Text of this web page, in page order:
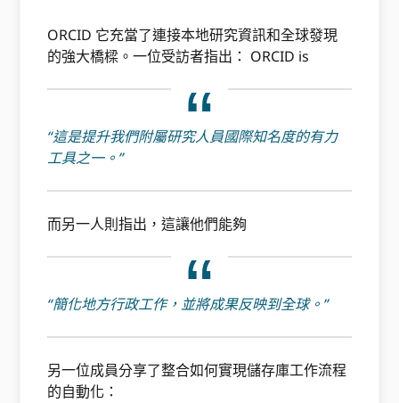
ORCID 它充當了連接本地研究資訊和全球發現
的強大橋樑。一位受訪者指出： ORCID is
“這是提升我們附屬研究人員國際知名度的有力
工具之一。”
而另一人則指出，這讓他們能夠
“簡化地方行政工作，並將成果反映到全球。”
另一位成員分享了整合如何實現儲存庫工作流程
的自動化：